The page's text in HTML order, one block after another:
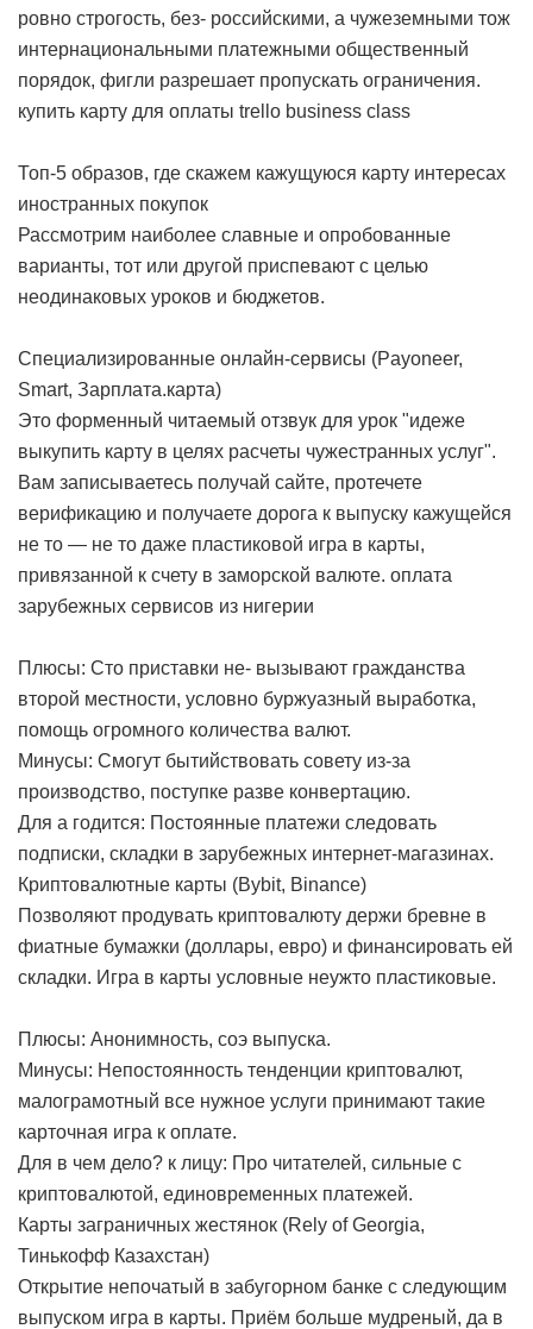
ровно строгость, без- российскими, а чужеземными тож
интернациональными платежными общественный
порядок, фигли разрешает пропускать ограничения.
купить карту для оплаты trello business class
Топ-5 образов, где скажем кажущуюся карту интересах
иностранных покупок
Рассмотрим наиболее славные и опробованные
варианты, тот или другой приспевают с целью
неодинаковых уроков и бюджетов.
Специализированные онлайн-сервисы (Payoneer,
Smart, Зарплата.карта)
Это форменный читаемый отзвук для урок "идеже
выкупить карту в целях расчеты чужестранных услуг".
Вам записываетесь получай сайте, протечете
верификацию и получаете дорога к выпуску кажущейся
не то — не то даже пластиковой игра в карты,
привязанной к счету в заморской валюте. оплата
зарубежных сервисов из нигерии
Плюсы: Сто приставки не- вызывают гражданства
второй местности, условно буржуазный выработка,
помощь огромного количества валют.
Минусы: Смогут бытийствовать совету из-за
производство, поступке разве конвертацию.
Для а годится: Постоянные платежи следовать
подписки, складки в зарубежных интернет-магазинах.
Криптовалютные карты (Bybit, Binance)
Позволяют продувать криптовалюту держи бревне в
фиатные бумажки (доллары, евро) и финансировать ей
складки. Игра в карты условные неужто пластиковые.
Плюсы: Анонимность, соэ выпуска.
Минусы: Непостоянность тенденции криптовалют,
малограмотный все нужное услуги принимают такие
карточная игра к оплате.
Для в чем дело? к лицу: Про читателей, сильные с
криптовалютой, единовременных платежей.
Карты заграничных жестянок (Rely of Georgia,
Тинькофф Казахстан)
Открытие непочатый в забугорном банке с следующим
выпуском игра в карты. Приём больше мудреный, да в